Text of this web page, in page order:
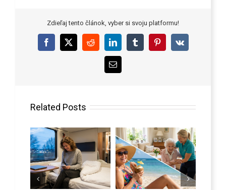
Zdieľaj tento článok, vyber si svoju platformu!
Facebook
X RedditLinkedInTumblrPinterest
Vk
Email
Related Posts